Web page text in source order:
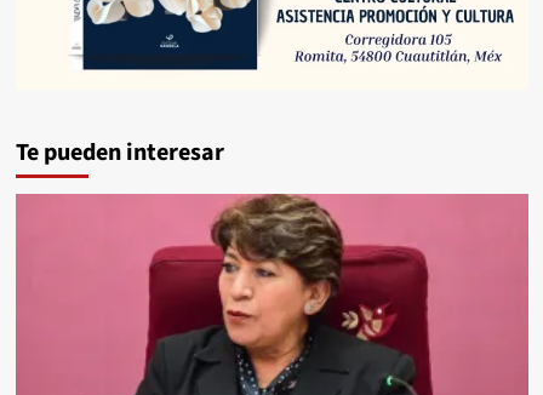
Te pueden interesar